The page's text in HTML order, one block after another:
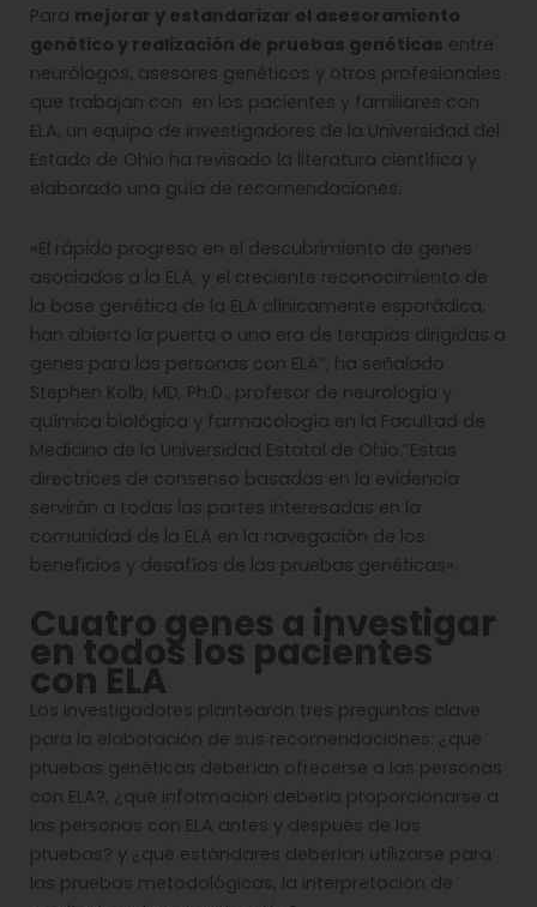
Para mejorar y estandarizar el asesoramiento
genético y realización de pruebas genéticas entre
neurólogos, asesores genéticos y otros profesionales
que trabajan con en los pacientes y familiares con
ELA, un equipo de investigadores de la Universidad del
Estado de Ohio ha revisado la literatura científica y
elaborado una guía de recomendaciones.
«El rápido progreso en el descubrimiento de genes
asociados a la ELA, y el creciente reconocimiento de
la base genética de la ELA clínicamente esporádica,
han abierto la puerta a una era de terapias dirigidas a
genes para las personas con ELA”, ha señalado
Stephen Kolb, MD, Ph.D., profesor de neurología y
química biológica y farmacología en la Facultad de
Medicina de la Universidad Estatal de Ohio.”Estas
directrices de consenso basadas en la evidencia
servirán a todas las partes interesadas en la
comunidad de la ELA en la navegación de los
beneficios y desafíos de las pruebas genéticas».
Cuatro genes a investigar
en todos los pacientes
con ELA
Los investigadores plantearon tres preguntas clave
para la elaboración de sus recomendaciones: ¿qué
pruebas genéticas deberían ofrecerse a las personas
con ELA?, ¿qué información debería proporcionarse a
las personas con ELA antes y después de las
pruebas? y ¿qué estándares deberían utilizarse para
las pruebas metodológicas, la interpretación de